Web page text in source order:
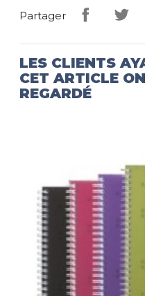
Partager
LES CLIENTS
CET ARTICLE
REGARDÉ